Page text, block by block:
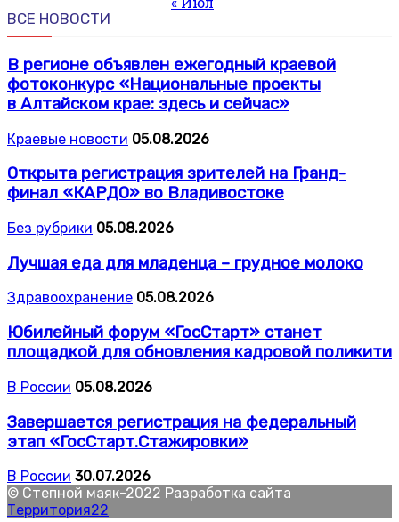
ВСЕ НОВОСТИ
В регионе объявлен ежегодный краевой
фотоконкурс «Национальные проекты
в Алтайском крае: здесь и сейчас»
Краевые новости 05.08.2026
Открыта регистрация зрителей на Гранд-
финал «КАРДО» во Владивостоке
Без рубрики 05.08.2026
Лучшая еда для младенца – грудное молоко
Здравоохранение 05.08.2026
Юбилейный форум «ГосСтарт» станет
площадкой для обновления кадровой поликити
В России 05.08.2026
Завершается регистрация на федеральный
этап «ГосСтарт.Стажировки»
В России 30.07.2026
© Степной маяк-2022 Разработка сайта
Территория22